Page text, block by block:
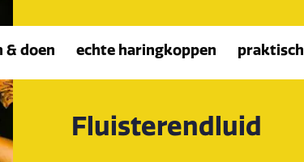
& doen echte haringkoppen praktisch
Fluisterendluid